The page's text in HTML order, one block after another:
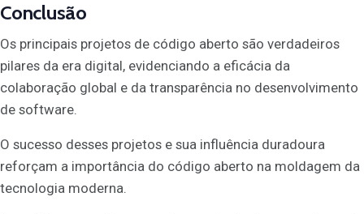
Conclusão
Os principais projetos de código aberto são verdadeiros
pilares da era digital, evidenciando a eficácia da
colaboração global e da transparência no desenvolvimento
de software.
O sucesso desses projetos e sua influência duradoura
reforçam a importância do código aberto na moldagem da
tecnologia moderna.